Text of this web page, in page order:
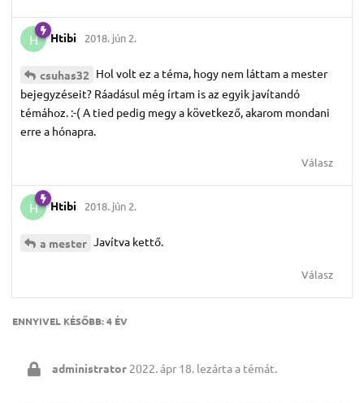
H Htibi 2018. jún 2.
csuhas32 Hol volt ez a téma, hogy nem láttam a mester
bejegyzéseit? Ráadásul még írtam is az egyik javítandó
témához. :-( A tied pedig megy a következő, akarom mondani
erre a hónapra.
Válasz
H Htibi 2018. jún 2.
a mester Javítva kettő.
Válasz
ENNYIVEL KÉSŐBB:4 ÉV
administrator 2022. ápr 18. lezárta a témát.